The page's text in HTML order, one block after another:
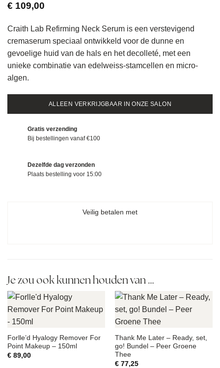
€ 109,00
Craith Lab Refirming Neck Serum is een verstevigend
cremaserum speciaal ontwikkeld voor de dunne en
gevoelige huid van de hals en het decolleté, met een
unieke combinatie van edelweiss-stamcellen en micro-
algen.
ALLEEN VERKRIJGBAAR IN ONZE SALON
Gratis verzending
Bij bestellingen vanaf €100
Dezelfde dag verzonden
Plaats bestelling voor 15:00
Veilig betalen met
Je zou ook kunnen houden van …
Forlle’d Hyalogy Remover For
Point Makeup – 150ml
€89,00
Thank Me Later – Ready, set,
go! Bundel – Peer Groene
Thee
€77,25